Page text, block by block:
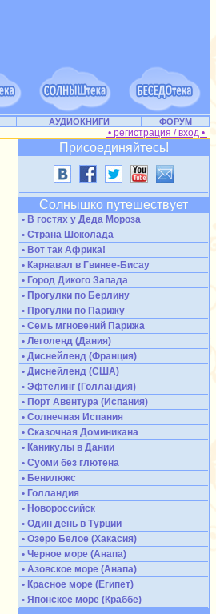
АУДИОКНИГИ ФОРУМ
• регистрация / вход •
Присоединяйтесь!
Солнышко путешествует
• В гостях у Деда Мороза
• Страна Шоколада
• Вот так Африка!
• Карнавал в Гвинее-Бисау
• Город Дикого Запада
• Прогулки по Берлину
• Прогулки по Парижу
• Семь мгновений Парижа
• Леголенд (Дания)
• Диснейленд (Франция)
• Диснейленд (США)
• Эфтелинг (Голландия)
• Порт Авентура (Испания)
• Солнечная Испания
• Сказочная Доминикана
• Каникулы в Дании
• Суоми без глютена
• Бенилюкс
• Голландия
• Новороссийск
• Один день в Турции
• Озеро Белое (Хакасия)
• Черное море (Анапа)
• Азовское море (Анапа)
• Красное море (Египет)
• Японское море (Краббе)